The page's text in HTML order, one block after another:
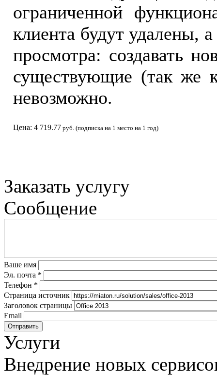
ограниченной
клиента будут удалены,
просмотра: создавать
существующие (так же
невозможно.
Цена: 4 719.77 руб. (подписка на 1 место на 1 год)
Заказать услугу
Сообщение
Ваше имя
Эл. почта *
Телефон *
Страница источник
Заголовок страницы
Email
Услуги
Внедрение новых